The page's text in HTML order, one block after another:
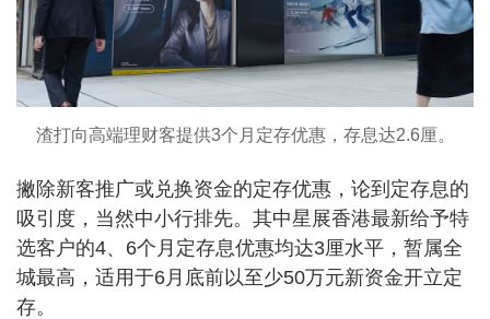
渣打向高端理财客提供3个月定存优惠，存息达2.6厘。
撇除新客推广或兑换资金的定存优惠，论到定存息的
吸引度，当然中小行排先。其中星展香港最新给予特
选客户的4、6个月定存息优惠均达3厘水平，暂属全
城最高，适用于6月底前以至少50万元新资金开立定
存。